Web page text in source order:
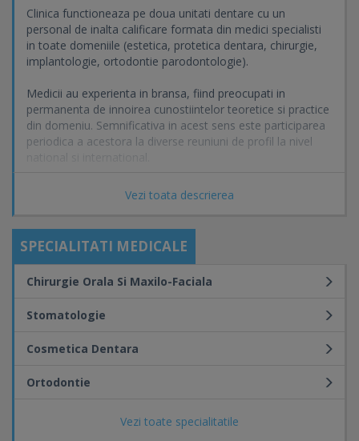
Vezi toata descrierea
Clinica functioneaza pe doua unitati dentare cu un
personal de inalta calificare formata din medici specialisti
in toate domeniile (estetica, protetica dentara, chirurgie,
implantologie, ortodontie parodontologie).
Medicii au experienta in bransa, fiind preocupati in
permanenta de innoirea cunostiintelor teoretice si practice
din domeniu. Semnificativa in acest sens este participarea
periodica a acestora la diverse reuniuni de profil la nivel
SPECIALITATI MEDICALE
Vezi toate specialitatile
Chirurgie Orala Si Maxilo-Faciala
Stomatologie
Cosmetica Dentara
Ortodontie